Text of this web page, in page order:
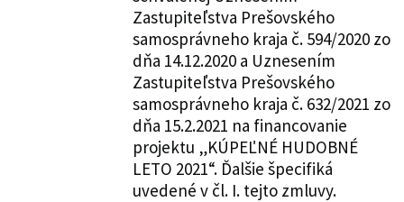
Zastupiteľstva Prešovského
samosprávneho kraja č. 594/2020 zo
dňa 14.12.2020 a Uznesením
Zastupiteľstva Prešovského
samosprávneho kraja č. 632/2021 zo
dňa 15.2.2021 na financovanie
projektu „KÚPEĽNÉ HUDOBNÉ
LETO 2021“. Ďalšie špecifiká
uvedené v čl. I. tejto zmluvy.